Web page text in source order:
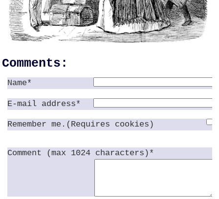
Comments:
Name*
E-mail address*
Remember me.(Requires cookies)
Comment (max 1024 characters)*